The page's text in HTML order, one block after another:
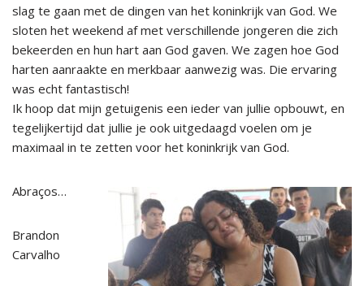
slag te gaan met de dingen van het koninkrijk van God. We
sloten het weekend af met verschillende jongeren die zich
bekeerden en hun hart aan God gaven. We zagen hoe God
harten aanraakte en merkbaar aanwezig was. Die ervaring
was echt fantastisch!
Ik hoop dat mijn getuigenis een ieder van jullie opbouwt, en
tegelijkertijd dat jullie je ook uitgedaagd voelen om je
maximaal in te zetten voor het koninkrijk van God.
Abraços…
Brandon
Carvalho